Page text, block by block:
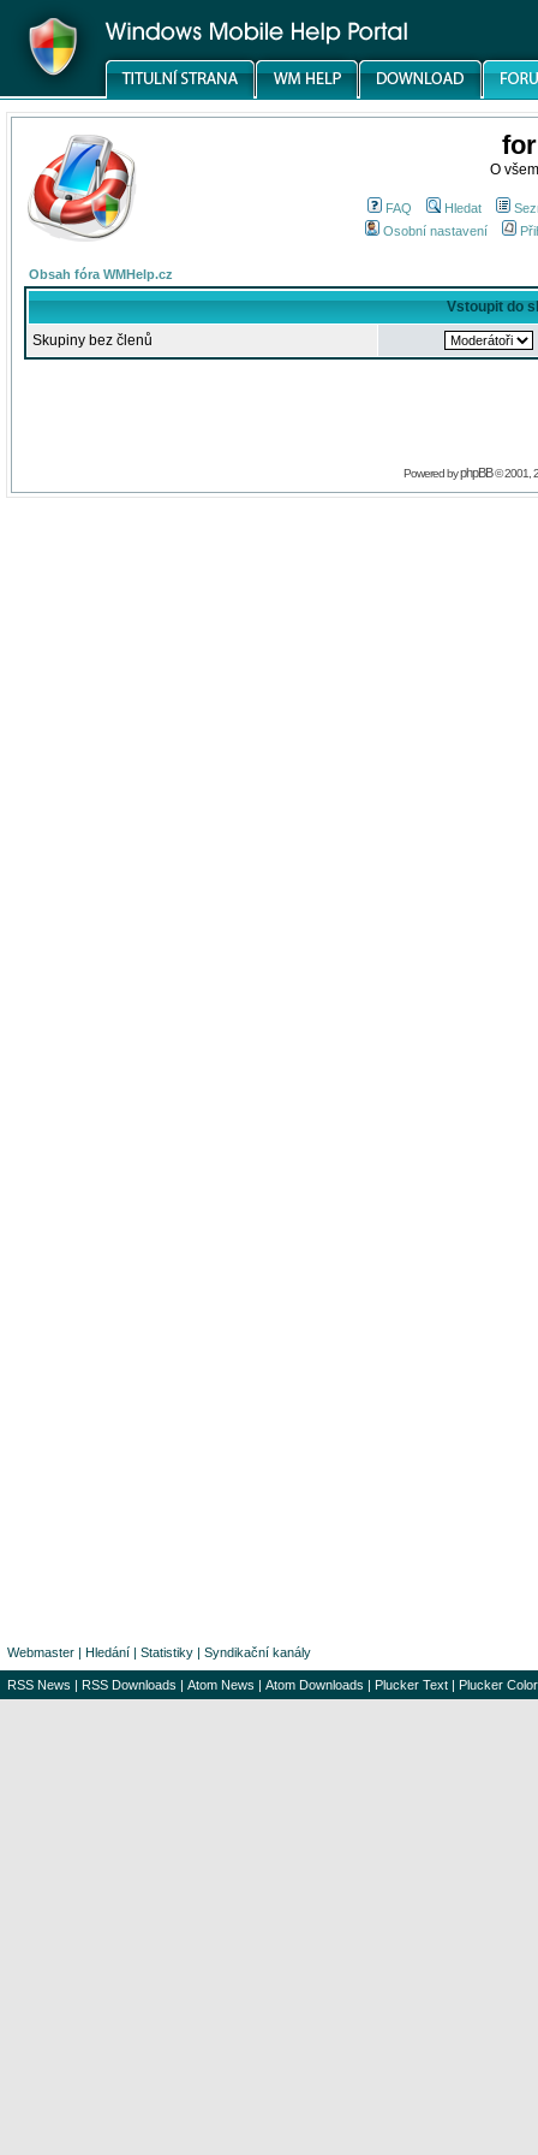
O
FAQ Hledat
Osobní nastavení
Obsah fóra WMHelp.cz
Vstoupit do
Skupiny bez členů
Powered byphpBB© 2001,
Webmaster | Hledání | Statistiky | Syndikační kanály
RSS News | RSS Downloads | Atom News | Atom Downloads | Plucker Text | Plucker Color